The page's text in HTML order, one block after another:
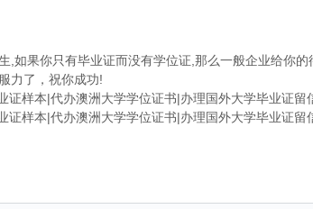
,如果你只有毕业证而没有学位证,那么一般企业给你
力了，祝你成功!
样本|代办澳洲大学学位证书|办理国外大学毕业证留
样本|代办澳洲大学学位证书|办理国外大学毕业证留